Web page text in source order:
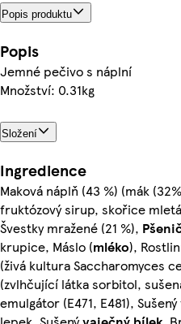
Popis produktu
Popis
Jemné pečivo s náplní
Množství: 0.31kg
Složení
Ingredience
Maková náplň (43 %) (mák
fruktózový sirup, skořice
Švestky mražené (21 %),
krupice, Máslo (mléko),
(živá kultura Saccharomyces
(zvlhčující látka sorbitol,
emulgátor (E471, E481), Sušený